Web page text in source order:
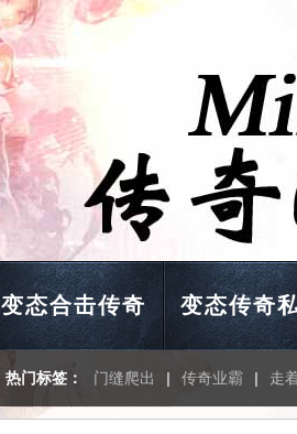
变态合击传奇 变态传奇
热门标签： 门缝爬出 | 传奇业霸 | 走